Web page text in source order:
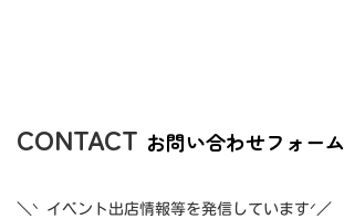
CONTACT お問い合わせフォーム
＼ᐠ イベント出店情報等を発信していますᐟ／